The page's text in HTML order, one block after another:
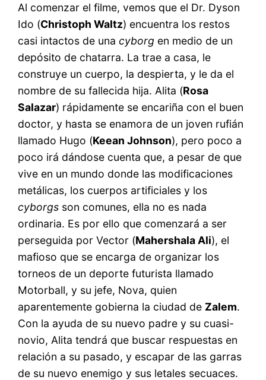
Al comenzar el filme, vemos que el Dr. Dyson
Ido (Christoph Waltz) encuentra los restos
casi intactos de unacyborg en medio de un
depósito de chatarra. La trae a casa, le
construye un cuerpo, la despierta, y le da el
nombre de su fallecida hija. Alita (Rosa
Salazar) rápidamente se encariña con el buen
doctor, y hasta se enamora de un joven rufián
llamado Hugo (Keean Johnson), pero poco a
poco irá dándose cuenta que, a pesar de que
vive en un mundo donde las modificaciones
metálicas, los cuerpos artificiales y los
cyborgs son comunes, ella no es nada
ordinaria. Es por ello que comenzará a ser
perseguida por Vector (Mahershala Ali), el
mafioso que se encarga de organizar los
torneos de un deporte futurista llamado
Motorball, y su jefe, Nova, quien
aparentemente gobierna la ciudad de Zalem.
Con la ayuda de su nuevo padre y su cuasi-
novio, Alita tendrá que buscar respuestas en
relación a su pasado, y escapar de las garras
de su nuevo enemigo y sus letales secuaces.